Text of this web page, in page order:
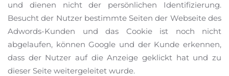
und dienen nicht der persönlichen Identifizierung.
Besucht der Nutzer bestimmte Seiten der Webseite des
Adwords-Kunden und das Cookie ist noch nicht
abgelaufen, können Google und der Kunde erkennen,
dass der Nutzer auf die Anzeige geklickt hat und zu
dieser Seite weitergeleitet wurde.